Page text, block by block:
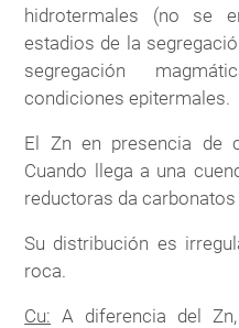
hidrotermales (no se
estadios de la
segregación
condiciones epitermales.
El Zn en presencia de
Cuando llega a una
reductoras da
Su distribución es
roca.
Cu: A diferencia del